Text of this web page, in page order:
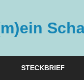
STECKBRIEF